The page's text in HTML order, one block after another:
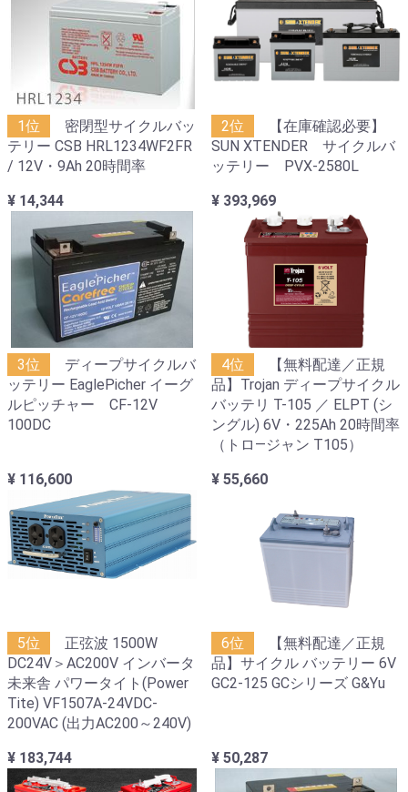
1位
密閉型サイクルバッ
テリー CSB HRL1234WF2FR
/ 12V・9Ah 20時間率
¥ 14,344
2位
【在庫確認必要】
SUN XTENDER サイクルバ
ッテリー PVX-2580L
¥ 393,969
3位
ディープサイクルバ
ッテリー EaglePicher イーグ
ルピッチャー CF-12V
100DC
¥ 116,600
4位
【無料配達／正規
品】Trojan ディープサイクル
バッテリ T-105 ／ ELPT (シ
ングル) 6V・225Ah 20時間率
（トロ―ジャン T105）
¥ 55,660
5位
正弦波 1500W
DC24V＞AC200V インバータ
未来舎 パワータイト(Power
Tite) VF1507A-24VDC-
200VAC (出力AC200～240V)
¥ 183,744
6位
【無料配達／正規
品】サイクル バッテリー 6V
GC2-125 GCシリーズ G&Yu
¥ 50,287